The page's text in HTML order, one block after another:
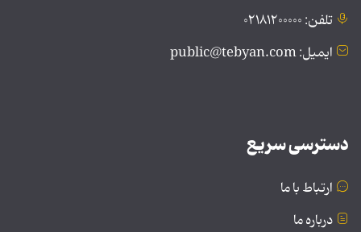
تلفن: ۰۲۱۸۱۲۰۰۰۰۰
ایمیل: public@tebyan.com
دسترسی سریع
ارتباط با ما
درباره ما